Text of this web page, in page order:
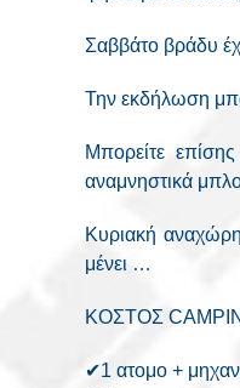
Σαββάτο βράδυ
Την εκδήλωση
Μπορείτε
αναμνηστικά
Κυριακή
μένει …
ΚΟΣΤΟΣ
✔︎1 ατομο ️+